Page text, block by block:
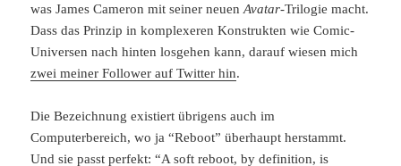
was James Cameron mit seiner neuenAvatar-Trilogie macht.
Dass das Prinzip in komplexeren Konstrukten wie Comic-
Universen nach hinten losgehen kann, darauf wiesen mich
zwei meiner Follower auf Twitter hin.
Die Bezeichnung existiert übrigens auch im
Computerbereich, wo ja “Reboot” überhaupt herstammt.
Und sie passt perfekt: “A soft reboot, by definition, is